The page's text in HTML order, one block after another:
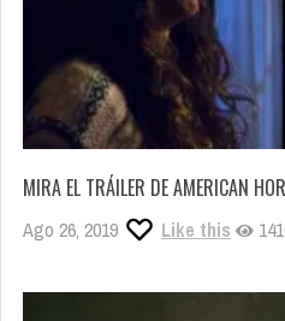
MIRA EL TRÁILER DE AMERICAN
Ago 26, 2019 Like this